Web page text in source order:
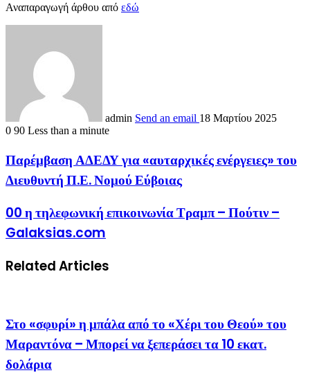
Αναπαραγωγή άρθου από εδώ
admin Send an email 18 Μαρτίου 2025
0 90 Less than a minute
Παρέμβαση ΑΔΕΔΥ για «αυταρχικές ενέργειες» του
Διευθυντή Π.Ε. Νομού Εύβοιας
00 η τηλεφωνική επικοινωνία Τραμπ – Πούτιν –
Galaksias.com
Related Articles
Στο «σφυρί» η μπάλα από το «Χέρι του Θεού» του
Μαραντόνα – Μπορεί να ξεπεράσει τα 10 εκατ.
δολάρια